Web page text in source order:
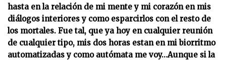
hasta en la relación de mi mente y mi corazón en mis
diálogos interiores y como esparcirlos con el resto de
los mortales. Fue tal, que ya hoy en cualquier reunión
de cualquier tipo, mis dos horas estan en mi biorritmo
automatizadas y como autómata me voy…Aunque si la